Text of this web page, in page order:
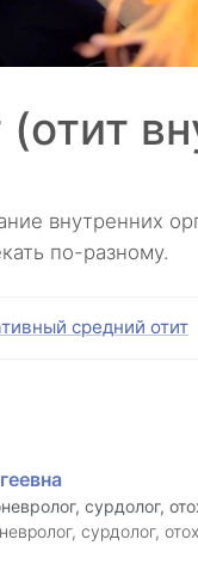
внутренних
по-разному.
средний отит
сурдолог,
сурдолог,